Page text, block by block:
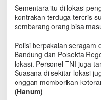
j
a
g
K
e
a
t
Sementara itu di lokasi
kontrakan terduga teroris
sembarang orang bisa
Polisi berpakaian seragam
Bandung dan Polsekta
lokasi. Personel TNI juga
Suasana di sekitar lokasi
enggan memberikan
(Hanum)